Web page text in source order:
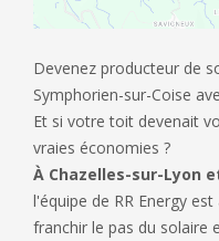
Devenez producteur de
Symphorien-sur-Coise
Et si votre toit devenait
vraies économies ?
À Chazelles-sur-Lyon
l'équipe de RR Energy
franchir le pas du solaire